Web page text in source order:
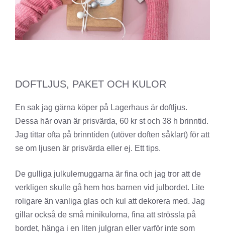
DOFTLJUS, PAKET OCH KULOR
En sak jag gärna köper på Lagerhaus är doftljus.
Dessa här ovan är prisvärda, 60 kr st och 38 h brinntid.
Jag tittar ofta på brinntiden (utöver doften såklart) för att
se om ljusen är prisvärda eller ej. Ett tips.
De gulliga julkulemuggarna är fina och jag tror att de
verkligen skulle gå hem hos barnen vid julbordet. Lite
roligare än vanliga glas och kul att dekorera med. Jag
gillar också de små minikulorna, fina att strössla på
bordet, hänga i en liten julgran eller varför inte som